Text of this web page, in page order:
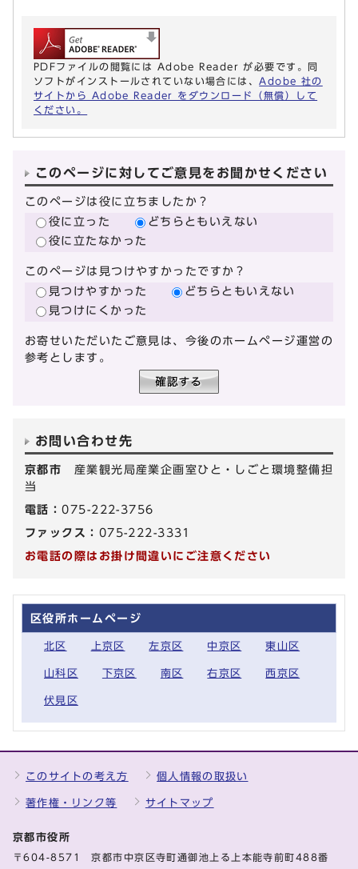
PDFファイルの閲覧には Adobe Reader が必要です。同
ソフトがインストールされていない場合には、 Adobe 社の
サイトから Adobe Reader をダウンロード（無償）して
ください。
このページに対してご意見をお聞かせください
このページは役に立ちましたか？
役に立った
どちらともいえない
役に立たなかった
このページは見つけやすかったですか？
見つけやすかった
どちらともいえない
見つけにくかった
お寄せいただいたご意見は、今後のホームページ運営の
参考とします。
お問い合わせ先
京都市 産業観光局産業企画室ひと・しごと環境整備担
当
電話：075-222-3756
ファックス： 075-222-3331
お電話の際はお掛け間違いにご注意ください
区役所ホームページ
北区 上京区 左京区 中京区 東山区
山科区 下京区 南区 右京区 西京区
伏見区
このサイトの考え方 個人情報の取扱い
著作権・リンク等 サイトマップ
京都市役所
〒604-8571 京都市中京区寺町通御池上る上本能寺前町488番